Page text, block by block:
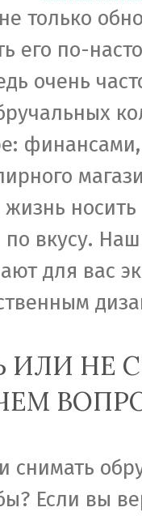
только
его по-
очень
финансами,
вкусу.
для вас
ИЛИ НЕ
снимать
Если вы